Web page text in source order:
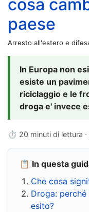
cosa
paese
Arresto all'estero e
In Europa non
esiste un
riciclaggio e le
droga e' invece
⏱ 20 minuti di lettura ·
📋 In questa
Che cosa
Droga:
esito?